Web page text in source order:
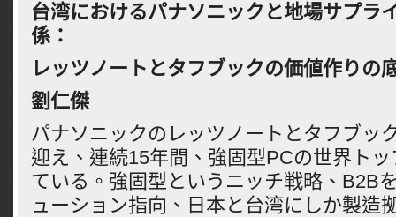
台湾におけるパナソニックと地場サプラ
係 ：
レッツノートとタフブックの価値作りの
劉仁傑
パナソニックのレッツノートとタフブッ
迎え、連続15年間、強固型PCの世界ト
ている。強固型というニッチ戦略、B2B
ューション指向、日本と台湾にしか製造